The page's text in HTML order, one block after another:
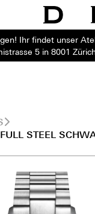
Ihr findet unser
5 in 8001
STEEL